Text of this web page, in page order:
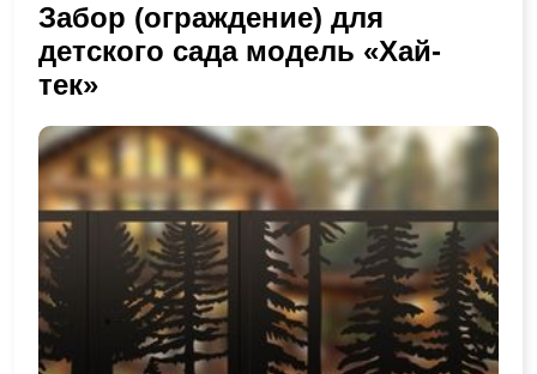
Забор (ограждение) для
детского сада модель «Хай-
тек»